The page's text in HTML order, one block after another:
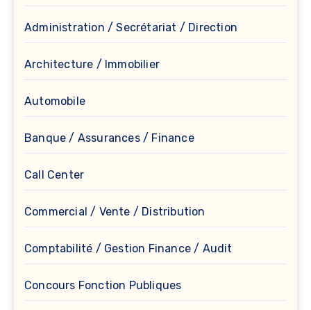
Administration / Secrétariat / Direction
Architecture / Immobilier
Automobile
Banque / Assurances / Finance
Call Center
Commercial / Vente / Distribution
Comptabilité / Gestion Finance / Audit
Concours Fonction Publiques